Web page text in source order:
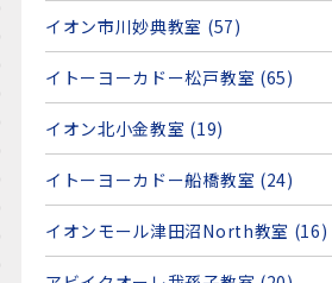
イオン市川妙典教室 (57)
イトーヨーカドー松戸教室 (65)
イオン北小金教室 (19)
イトーヨーカドー船橋教室 (24)
イオンモール津田沼North教室 (16)